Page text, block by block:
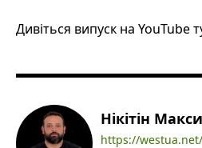
Дивіться випуск на YouTube
Нікітін
https://westua.net/